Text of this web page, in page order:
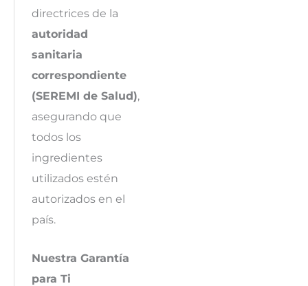
directrices de la
autoridad
sanitaria
correspondiente
(SEREMI de Salud),
asegurando que
todos los
ingredientes
utilizados estén
autorizados en el
país.
Nuestra Garantía
para Ti